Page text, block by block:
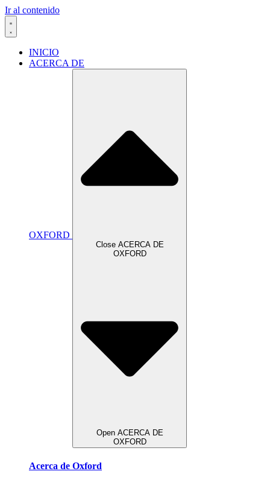
Ir al contenido
INICIO
ACERCA DE
OXFORD
Close ACERCA DE
OXFORD
Open ACERCA DE
OXFORD
Acerca de Oxford